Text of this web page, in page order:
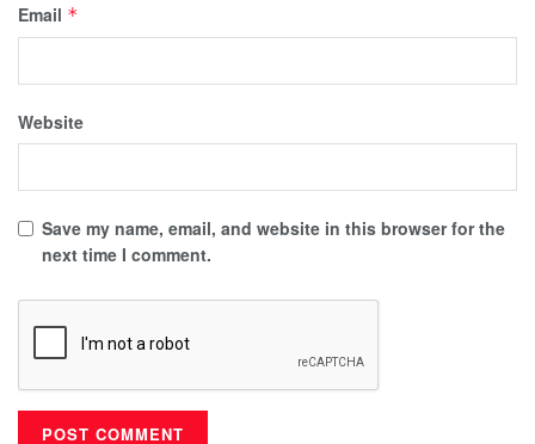
Email *
Website
Save my name, email, and website in this browser for the
next time I comment.